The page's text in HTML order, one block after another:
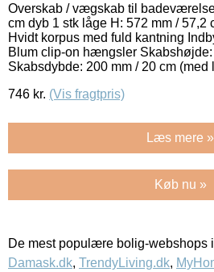
Overskab / vægskab til
cm dyb 1 stk låge H: 572 mm / 57,2
Hvidt korpus med fuld kantning
Blum clip-on hængsler Skabshøjde:
Skabsdybde: 200 mm / 20 cm (med
746 kr. (Vis fragtpris)
Læs mere »
Køb nu »
De mest populære bolig-webshops
Damask.dk, TrendyLiving.dk,